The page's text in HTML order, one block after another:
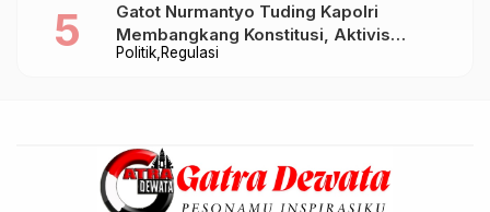
Politik Regulasi
Gatot Nurmantyo Tuding Kapolri
Membangkang Konstitusi, Aktivis
Tegaskan Polri Tak Punya Sejarah